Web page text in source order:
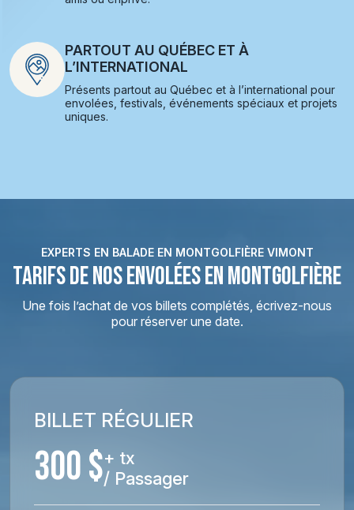
PARTOUT AU QUÉBEC ET À
L’INTERNATIONAL
Présents partout au Québec et à l’international pour
envolées, festivals, événements spéciaux et projets
uniques.
EXPERTS EN BALADE EN MONTGOLFIÈRE VIMONT
TARIFS DE NOS ENVOLÉES EN MONTGOLFIÈRE
Une fois l’achat de vos billets complétés, écrivez-nous
pour réserver une date.
BILLET RÉGULIER
300 $+ tx
/ Passager